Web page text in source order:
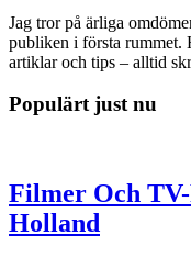
Jag tror på ärliga
publiken i första rummet.
artiklar och tips – alltid
Populärt just nu
Filmer Och
Holland